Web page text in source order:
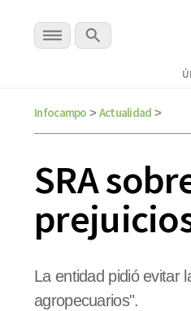
Infocampo > Actualidad >
SRA
La entidad pidió evitar
agropecuarios".